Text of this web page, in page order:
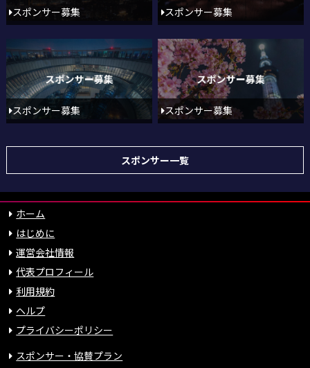
スポンサー募集 スポンサー募集
スポンサー募集 スポンサー募集
スポンサー一覧
ホーム
はじめに
運営会社情報
代表プロフィール
利用規約
ヘルプ
プライバシーポリシー
スポンサー・協賛プラン